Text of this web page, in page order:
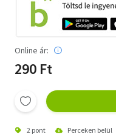
Online ár:
290 Ft
2 pont Perceken belül